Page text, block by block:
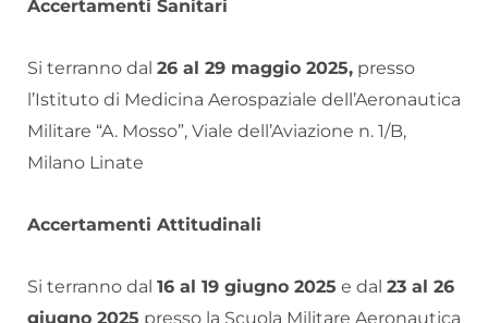
Accertamenti Sanitari
Si terranno dal 26 al 29 maggio 2025, presso
l’Istituto di Medicina Aerospaziale dell’Aeronautica
Militare “A. Mosso”, Viale dell’Aviazione n. 1/B,
Milano Linate
Accertamenti Attitudinali
Si terranno dal 16 al 19 giugno 2025 e dal 23 al 26
giugno 2025 presso la Scuola Militare Aeronautica